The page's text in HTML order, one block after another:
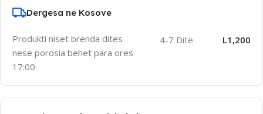
Dergesa ne Kosove
Produkti niset brenda dites
nese porosia behet para ores
17:00
4-7 Ditë L1,200